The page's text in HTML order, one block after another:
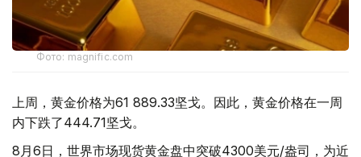
Фото: magnific.com
上周，黄金价格为61 889.33坚戈。因此，黄金价格在一周
内下跌了444.71坚戈。
8月6日，世界市场现货黄金盘中突破4300美元/盎司，为近